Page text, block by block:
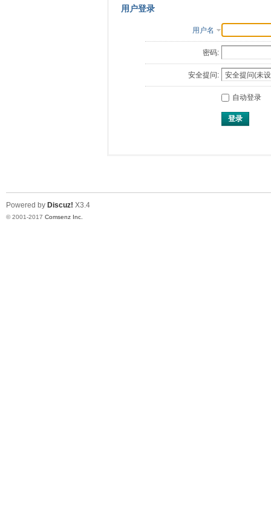
用户登录
用户名
密码:
安全提问:
自动登录
登录
Powered by Discuz! X3.4
© 2001-2017 Comsenz Inc.